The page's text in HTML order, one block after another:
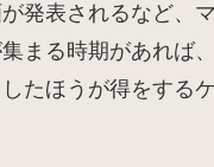
発表されるなど、
まる時期があれば
たほうが得をする